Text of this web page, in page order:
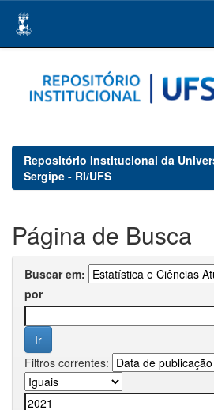
navigation
Repositório Institucional da
Sergipe - RI/UFS
Página de Busca
Buscar em:
por
Filtros correntes: